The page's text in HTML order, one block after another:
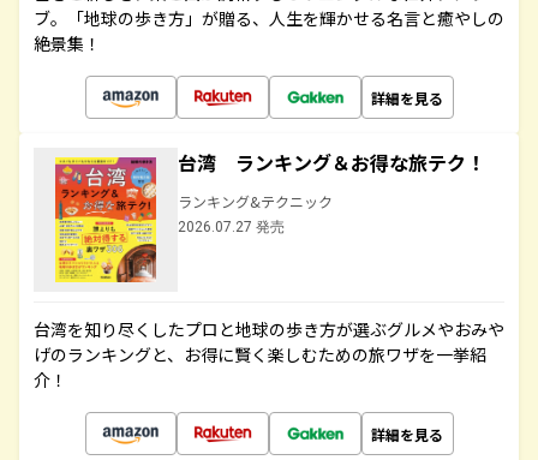
ブ。「地球の歩き方」が贈る、人生を輝かせる名言と癒やしの
絶景集！
詳細を見る
台湾 ランキング＆お得な旅テク！
ランキング&テクニック
2026.07.27 発売
台湾を知り尽くしたプロと地球の歩き方が選ぶグルメやおみや
げのランキングと、お得に賢く楽しむための旅ワザを一挙紹
介！
詳細を見る